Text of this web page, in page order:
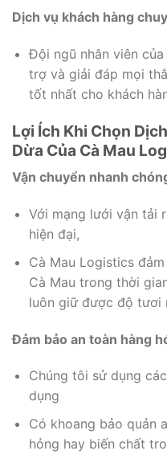
Dịch vụ khách hàng
Đội ngũ nhân viên
trợ và giải đáp mọi
tốt nhất cho khách
Lợi Ích Khi Chọn
Dừa Của Cà Mau
Vận chuyển nhanh
Với mạng lưới vận tải
hiện đại,
Cà Mau Logistics
Cà Mau trong thời
luôn giữ được độ tươi
Đảm bảo an toàn hàng
Chúng tôi sử dụng
dụng
Có khoang bảo quản
hỏng hay biến chất